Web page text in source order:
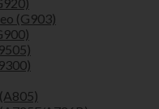
(G903)